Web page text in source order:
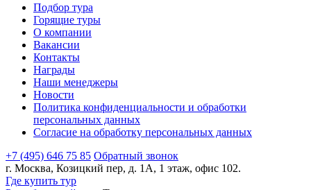
Подбор тура
Горящие туры
О компании
Вакансии
Контакты
Награды
Наши менеджеры
Новости
Политика конфиденциальности и обработки
персональных данных
Согласие на обработку персональных данных
+7 (495) 646 75 85 Обратный звонок
г. Москва, Козицкий пер, д. 1А, 1 этаж, офис 102.
Где купить тур